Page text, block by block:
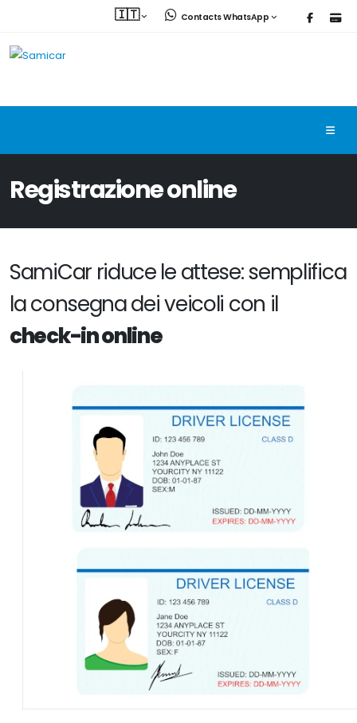
🇮🇹 Contacts WhatsApp
Registrazione online
SamiCar riduce le attese: semplifica
la consegna dei veicoli con il
check-in online